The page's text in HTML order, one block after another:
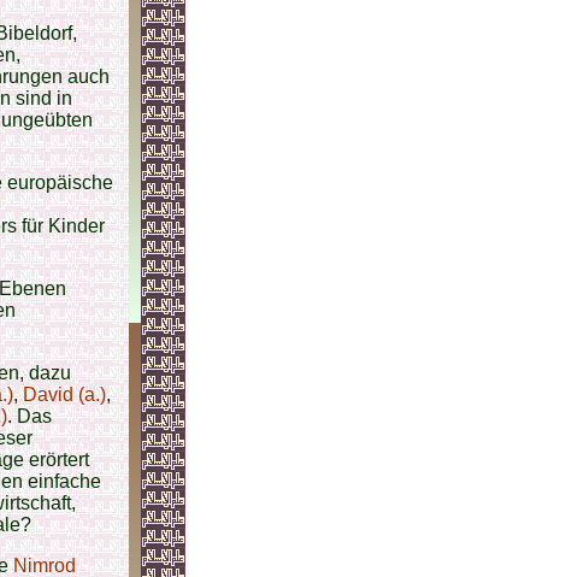
auch
sind in
europäische
für Kinder
dazu
,David (a.),
. Das
erörtert
einfache
Nimrod